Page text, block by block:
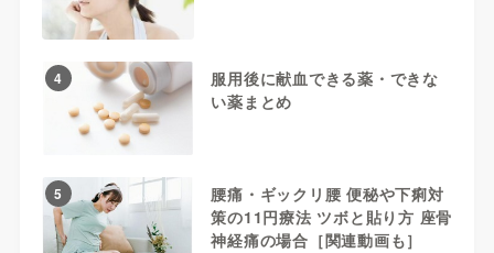
4
服用後に献血できる薬・できな
い薬まとめ
5
腰痛・ギックリ腰 便秘や下痢対
策の11円療法 ツボと貼り方 座骨
神経痛の場合［関連動画も］